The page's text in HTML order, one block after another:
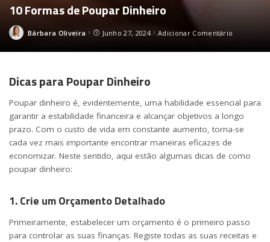
10 Formas de Poupar Dinheiro
Posted
Bárbara Oliveira Junho 27, 2024 Adicionar Comentário
Dicas para Poupar Dinheiro
Poupar dinheiro é, evidentemente, uma habilidade essencial para
garantir a estabilidade financeira e alcançar objetivos a longo
prazo. Com o custo de vida em constante aumento, torna-se
cada vez mais importante encontrar maneiras eficazes de
economizar. Neste sentido, aqui estão algumas dicas de como
poupar dinheiro:
1. Crie um Orçamento Detalhado
Primeiramente, estabelecer um orçamento é o primeiro passo
para controlar as suas finanças. Registe todas as suas receitas e